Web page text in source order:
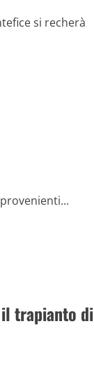
si recherà
il trapianto di